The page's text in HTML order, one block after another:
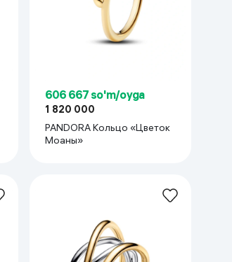
606 667 so'm/oyga
1 820 000
PANDORA Кольцо «Цветок
Моаны»